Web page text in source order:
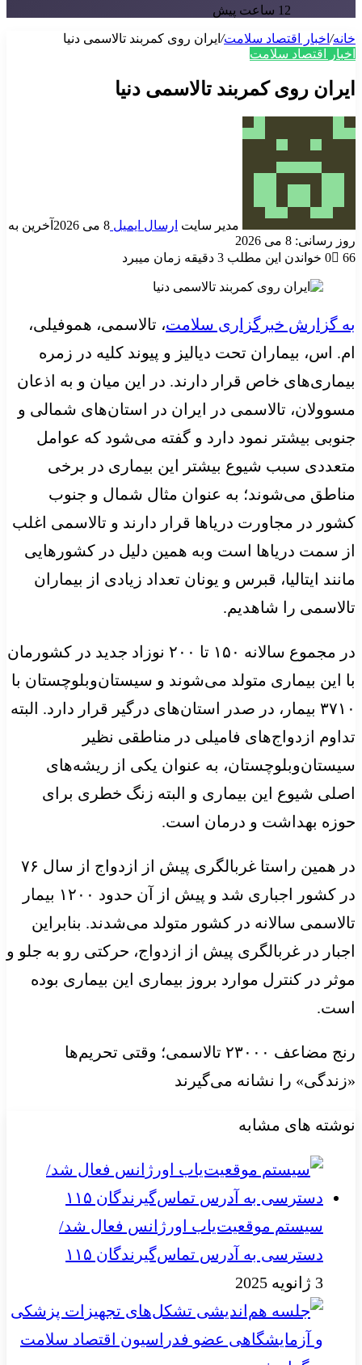
12 ساعت پیش
خانه/ اخبار اقتصاد سلامت/ ایران روی کمربند تالاسمی دنیا
اخبار اقتصاد سلامت
ایران روی کمربند تالاسمی دنیا
مدیر سایت ارسال ایمیل 8 می 2026
آخرین به
روز رسانی: 8 می 2026
0
66 خواندن این مطلب 3 دقیقه زمان میبرد
به گزارش خبرگزاری سلامت، تالاسمی، هموفیلی،
ام. اس، بیماران تحت دیالیز و پیوند کلیه در زمره
بیماری‌های خاص قرار دارند. در این میان و به اذعان
مسوولان، تالاسمی در ایران در استان‌های شمالی و
جنوبی بیشتر نمود دارد و گفته می‌شود که عوامل
متعددی سبب شیوع بیشتر این بیماری در برخی
مناطق می‌شوند؛ به عنوان مثال شمال و جنوب
کشور در مجاورت دریاها قرار دارند و تالاسمی اغلب
از سمت دریاها است وبه همین دلیل در کشورهایی
مانند ایتالیا، قبرس و یونان تعداد زیادی از بیماران
تالاسمی را شاهدیم.
در مجموع سالانه ۱۵۰ تا ۲۰۰ نوزاد جدید در کشورمان
با این بیماری متولد می‌شوند و سیستان‌وبلوچستان با
۳۷۱۰ بیمار، در صدر استان‌های درگیر قرار دارد. البته
تداوم ازدواج‌های فامیلی در مناطقی نظیر
سیستان‌وبلوچستان، به عنوان یکی از ریشه‌های
اصلی شیوع این بیماری و البته زنگ خطری برای
حوزه بهداشت و درمان است.
در همین راستا غربالگری پیش از ازدواج از سال ۷۶
در کشور اجباری شد و پیش از آن حدود ۱۲۰۰ بیمار
تالاسمی سالانه در کشور متولد می‌شدند. بنابراین
اجبار در غربالگری پیش از ازدواج، حرکتی رو به جلو و
موثر در کنترل موارد بروز بیماری این بیماری بوده
است.
رنج مضاعف ۲۳۰۰۰ تالاسمی؛ وقتی تحریم‌ها
«زندگی» را نشانه می‌گیرند
نوشته های مشابه
سیستم موقعیت‌یاب اورژانس فعال شد/
دسترسی به آدرس تماس‌گیرندگان ۱۱۵
3 ژانویه 2025